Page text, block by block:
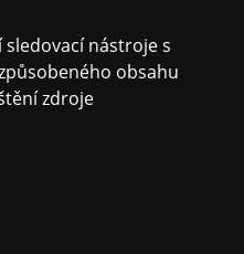
nástroje s
obsahu
zdroje
tělo z